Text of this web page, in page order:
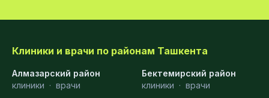
Клиники и врачи по районам Ташкента
Алмазарский район
клиники · врачи
Бектемирский район
клиники · врачи